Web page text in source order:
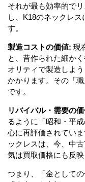
それが最も効率的で
し、K18のネックレ
す。
製造コストの価値: 現
と、昔作られた細か
オリティで製造しよ
かかります。その「
です。
リバイバル・需要の
るように「昭和・平
心に再評価されてい
ックレスは、今、中
気は買取価格にも反映
つまり、「金として